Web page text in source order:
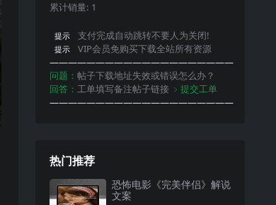
累计销量: 1
提示 支付完成自动跳转不要人为关闭!
提示
VIP会员免购买下载全站所有资源
————————————————————
问题： 帖子下载地址失效或错误怎么办？
回答： 工单填写备注帖子链接 ﹥提交工单
————————————————————
热门推荐
恐怖电影《完美伴侣》解说
文案